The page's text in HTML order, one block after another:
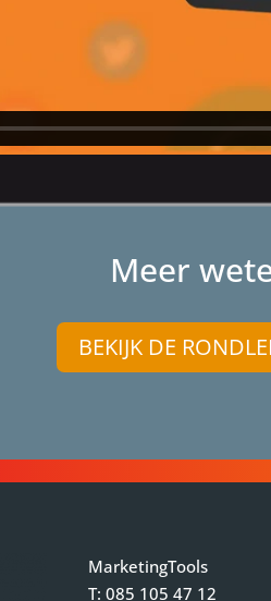
Meer
BEKIJK DE
MarketingTools
T:085 105 47 12